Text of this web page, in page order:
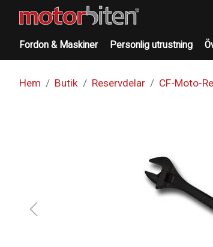
Fordon & Maskiner Personlig utrustning
Hem Butik Reservdelar CF-Moto-